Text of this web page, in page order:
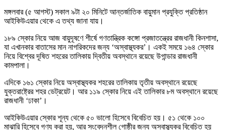
মঙ্গলবার (৫ আগস্ট) সকাল ৯টা ২০ মিনিটে আন্তর্জাতিক বায়ুমান প্রযুক্তি প্রতিষ্ঠান
আইকিউএয়ার থেকে এ তথ্য জানা যায়।
১৮৯ স্কোর নিয়ে আজ বায়ুদূষণে শীর্ষে গণতান্ত্রিক কঙ্গো প্রজাতন্ত্রের রাজধানী কিনশাসা,
যা এখানকার বাতাসের মান নাগরিকদের জন্য ‘অস্বাস্থ্যকর’। একই সময়ে ১৬৪ স্কোর
নিয়ে বিশ্বের দূষিত শহরের তালিকায় দ্বিতীয় অবস্থানে রয়েছে উগান্ডার রাজধানী
কামপালা।
এদিকে ১৬১ স্কোর নিয়ে অস্বাস্থ্যকর শহরের তালিকায় তৃতীয় অবস্থানে রয়েছে
যুক্তরাষ্ট্রের শহর ডেট্রয়েট। আর ১১৯ স্কোর নিয়ে এই তালিকার ৮ম অবস্থানে রয়েছে
রাজধানী ‘ঢাকা’।
আইকিউএয়ার স্কোর শূন্য থেকে ৫০ ভালো হিসেবে বিবেচিত হয়। ৫১ থেকে ১০০
মাঝারি হিসেবে গণ্য করা হয়, আর সংবেদনশীল গোষ্ঠীর জন্য অস্বাস্থ্যকর বিবেচিত হয়